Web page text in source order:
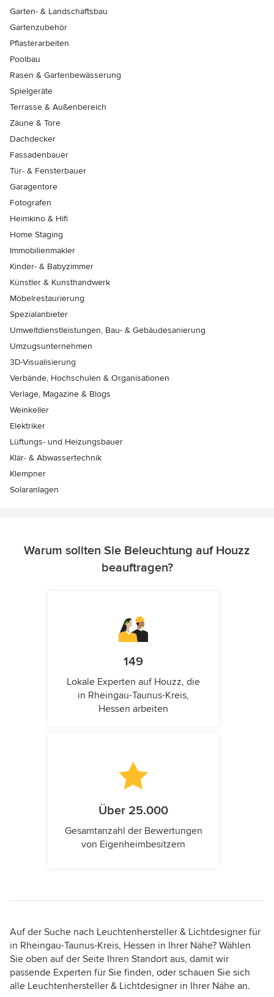
Garten- & Landschaftsbau
Gartenzubehör
Pflasterarbeiten
Poolbau
Rasen & Gartenbewässerung
Spielgeräte
Terrasse & Außenbereich
Zäune & Tore
Dachdecker
Fassadenbauer
Tür- & Fensterbauer
Garagentore
Fotografen
Heimkino & Hifi
Home Staging
Immobilienmakler
Kinder- & Babyzimmer
Künstler & Kunsthandwerk
Möbelrestaurierung
Spezialanbieter
Umweltdienstleistungen, Bau- & Gebäudesanierung
Umzugsunternehmen
3D-Visualisierung
Verbände, Hochschulen & Organisationen
Verlage, Magazine & Blogs
Weinkeller
Elektriker
Lüftungs- und Heizungsbauer
Klär- & Abwassertechnik
Klempner
Solaranlagen
Warum sollten Sie Beleuchtung auf Houzz
beauftragen?
149
Lokale Experten auf Houzz, die
in Rheingau-Taunus-Kreis,
Hessen arbeiten
Über 25.000
Gesamtanzahl der Bewertungen
von Eigenheimbesitzern
Auf der Suche nach Leuchtenhersteller & Lichtdesigner für
in Rheingau-Taunus-Kreis, Hessen in Ihrer Nähe? Wählen
Sie oben auf der Seite Ihren Standort aus, damit wir
passende Experten für Sie finden, oder schauen Sie sich
alle Leuchtenhersteller & Lichtdesigner in Ihrer Nähe an.